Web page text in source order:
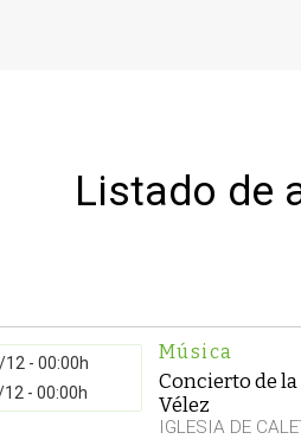
Listado de
- 00:00h
- 00:00h
Música
Concierto de
Vélez
IGLESIA DE